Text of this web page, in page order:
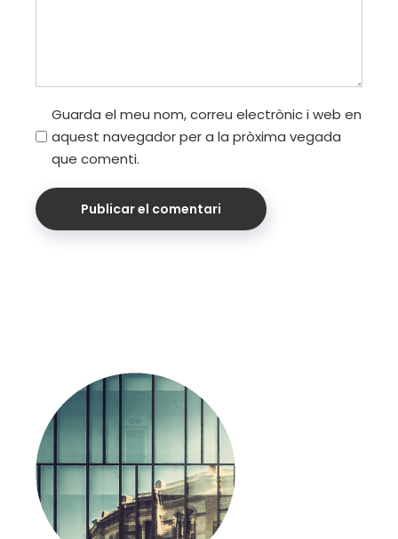
Guarda el meu nom, correu electrònic i web en
aquest navegador per a la pròxima vegada
que comenti.
Publicar el comentari